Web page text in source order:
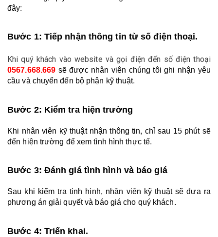
đây:
Bước 1: Tiếp nhận thông tin từ số điện thoại.
Khi quý khách vào website và gọi điện đến số điện thoại
0567.668.669 sẽ được nhân viên chúng tôi ghi nhận yêu
cầu và chuyển đến bộ phận kỹ thuật.
Bước 2: Kiểm tra hiện trường
Khi nhân viên kỹ thuật nhận thông tin, chỉ sau 15 phút sẽ
đến hiện trường để xem tình hình thực tế.
Bước 3: Đánh giá tình hình và báo giá
Sau khi kiểm tra tình hình, nhân viên kỹ thuật sẽ đưa ra
phương án giải quyết và báo giá cho quý khách.
Bước 4: Triển khai.